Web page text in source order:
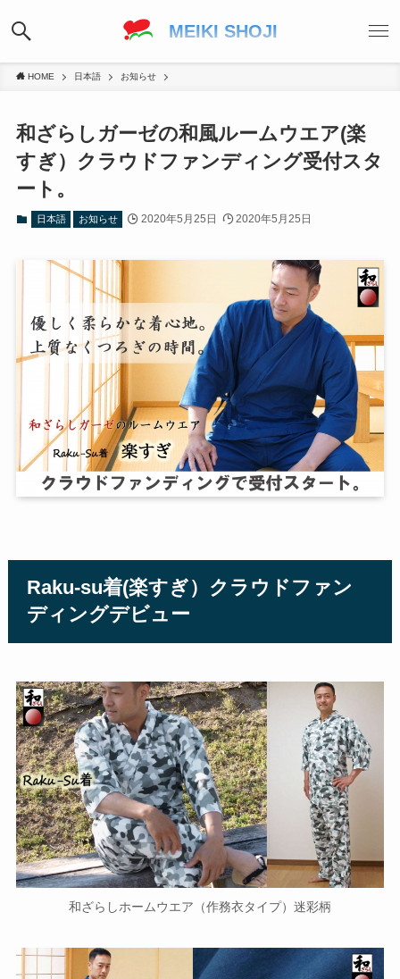
MEIKI SHOJI
HOME 日本語 お知らせ
和ざらしガーゼの和風ルームウエア(楽
すぎ）クラウドファンディング受付スタ
ート。
日本語 お知らせ 2020年5月25日 2020年5月25日
Raku-su着(楽すぎ）クラウドファン
ディングデビュー
和ざらしホームウエア（作務衣タイプ）迷彩柄